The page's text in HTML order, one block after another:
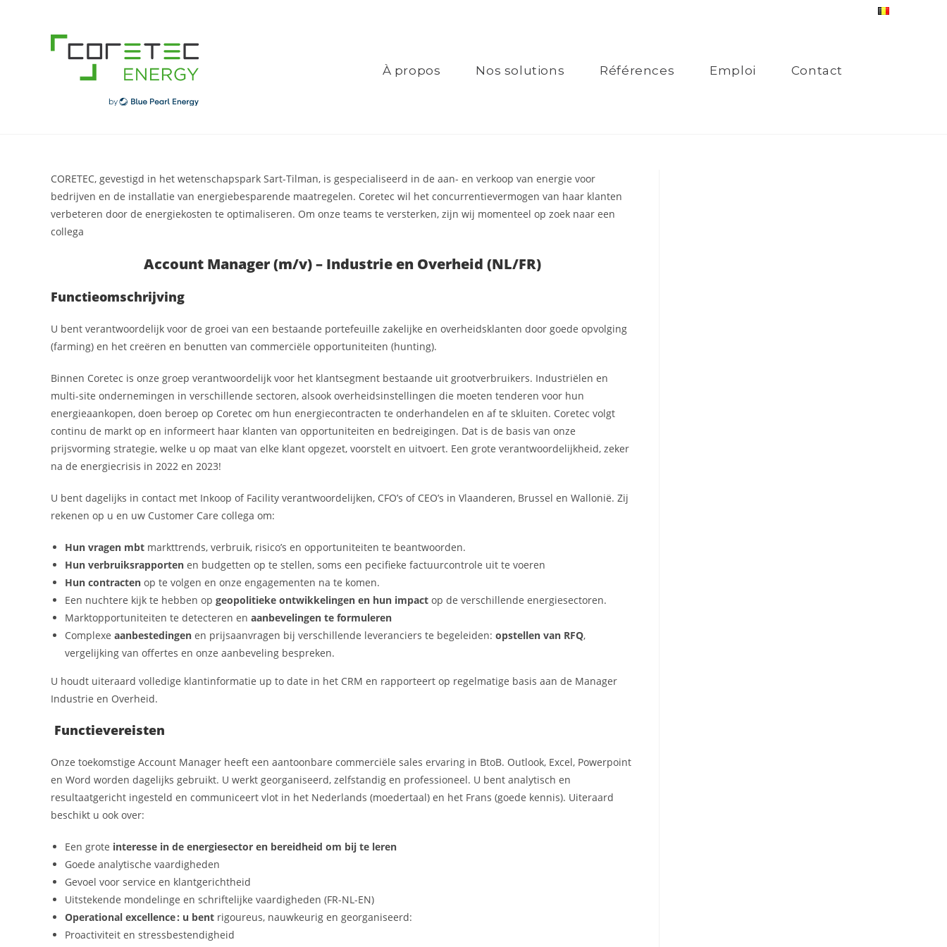
À propos Nos solutions Références Emploi Contact
CORETEC, gevestigd in het wetenschapspark Sart-Tilman, is gespecialiseerd in de aan- en verkoop van energie voor
bedrijven en de installatie van energiebesparende maatregelen. Coretec wil het concurrentievermogen van haar klanten
verbeteren door de energiekosten te optimaliseren. Om onze teams te versterken, zijn wij momenteel op zoek naar een
collega
Account Manager (m/v) – Industrie en Overheid (NL/FR)
Functieomschrijving
U bent verantwoordelijk voor de groei van een bestaande portefeuille zakelijke en overheidsklanten door goede opvolging
(farming) en het creëren en benutten van commerciële opportuniteiten (hunting).
Binnen Coretec is onze groep verantwoordelijk voor het klantsegment bestaande uit grootverbruikers. Industriëlen en
multi-site ondernemingen in verschillende sectoren, alsook overheidsinstellingen die moeten tenderen voor hun
energieaankopen, doen beroep op Coretec om hun energiecontracten te onderhandelen en af te skluiten. Coretec volgt
continu de markt op en informeert haar klanten van opportuniteiten en bedreigingen. Dat is de basis van onze
prijsvorming strategie, welke u op maat van elke klant opgezet, voorstelt en uitvoert. Een grote verantwoordelijkheid, zeker
na de energiecrisis in 2022 en 2023!
U bent dagelijks in contact met Inkoop of Facility verantwoordelijken, CFO’s of CEO’s in Vlaanderen, Brussel en Wallonië. Zij
rekenen op u en uw Customer Care collega om:
Hun vragen mbt markttrends, verbruik, risico’s en opportuniteiten te beantwoorden.
Hun verbruiksrapporten en budgetten op te stellen, soms een pecifieke factuurcontrole uit te voeren
Hun contracten op te volgen en onze engagementen na te komen.
Een nuchtere kijk te hebben op geopolitieke ontwikkelingen en hun impact op de verschillende energiesectoren.
Marktopportuniteiten te detecteren en aanbevelingen te formuleren
Complexe aanbestedingen en prijsaanvragen bij verschillende leveranciers te begeleiden: opstellen van RFQ,
vergelijking van offertes en onze aanbeveling bespreken.
U houdt uiteraard volledige klantinformatie up to date in het CRM en rapporteert op regelmatige basis aan de Manager
Industrie en Overheid.
Functievereisten
Onze toekomstige Account Manager heeft een aantoonbare commerciële sales ervaring in BtoB. Outlook, Excel, Powerpoint
en Word worden dagelijks gebruikt. U werkt georganiseerd, zelfstandig en professioneel. U bent analytisch en
resultaatgericht ingesteld en communiceert vlot in het Nederlands (moedertaal) en het Frans (goede kennis). Uiteraard
beschikt u ook over:
Een grote interesse in de energiesector en bereidheid om bij te leren
Goede analytische vaardigheden
Gevoel voor service en klantgerichtheid
Uitstekende mondelinge en schriftelijke vaardigheden (FR-NL-EN)
Operational excellence : u bent rigoureus, nauwkeurig en georganiseerd:
Proactiviteit en stressbestendigheid